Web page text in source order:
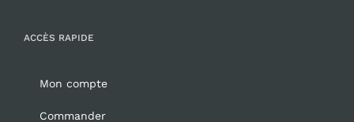
ACCÈS RAPIDE
Mon compte
Commander